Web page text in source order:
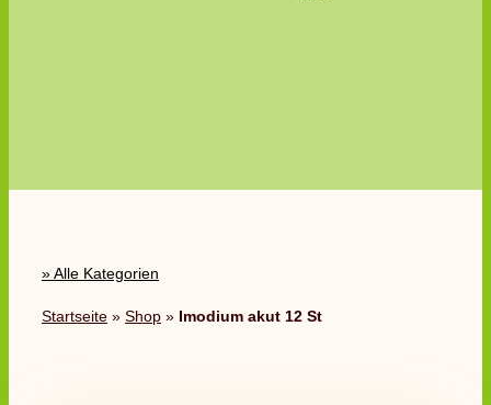
» Alle Kategorien
Startseite» Shop» Imodium akut 12 St